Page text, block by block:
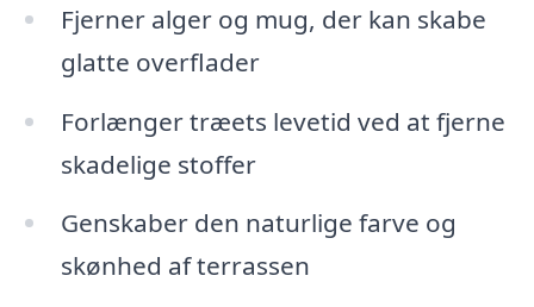
Fjerner alger og mug, der kan skabe
glatte overflader
Forlænger træets levetid ved at fjerne
skadelige stoffer
Genskaber den naturlige farve og
skønhed af terrassen